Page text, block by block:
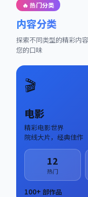
🔥 热门分类
内容分类
探索不同类型的精彩内
您的口味
🎬
电影
精彩电影世界
院线大片，经典佳作
12
热门
100+ 部作品